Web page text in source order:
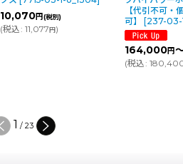
10,070円(税別)
(税込: 11,077円)
【代引不可・
可】
[237-03-
164,000円
(税込:
1 / 23